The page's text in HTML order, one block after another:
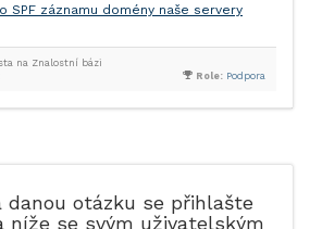
SPF záznamu domény naše servery
Role: Podpora
na Znalostní bázi
danou otázku se přihlašte
níže se svým uživatelským